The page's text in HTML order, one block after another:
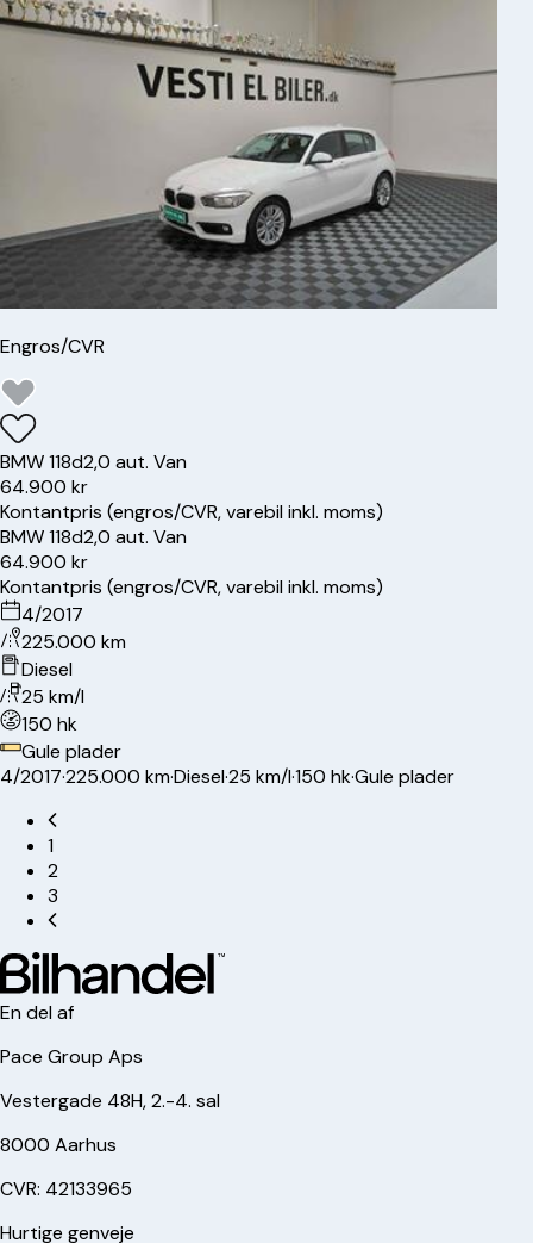
Engros/CVR
BMW118d2,0 aut. Van
64.900 kr
Kontantpris (engros/CVR, varebil inkl. moms)
BMW118d2,0 aut. Van
64.900 kr
Kontantpris (engros/CVR, varebil inkl. moms)
4/2017
225.000 km
Diesel
25 km/l
150 hk
Gule plader
4/2017·225.000 km·Diesel·25 km/l·150 hk·Gule plader
1
2
3
En del af
Pace Group Aps
Vestergade 48H, 2.-4. sal
8000 Aarhus
CVR: 42133965
Hurtige genveje